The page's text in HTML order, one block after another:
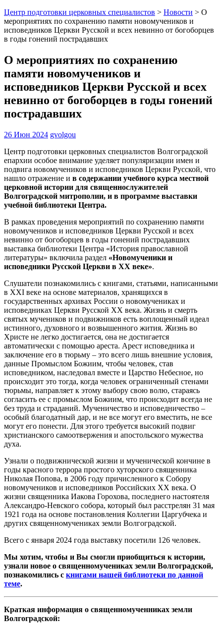
Центр подготовки церковных специалистов > Новости > О
мероприятиях по сохранению памяти новомучеников и
исповедников Церкви Русской и всех невинно от богоборцев
в годы гонений пострадавших
О мероприятиях по сохранению
памяти новомучеников и
исповедников Церкви Русской и всех
невинно от богоборцев в годы гонений
пострадавших
26 Июн 2024 gvolgou
Центр подготовки церковных специалистов Волгоградской
епархии особое внимание уделяет популяризации имен и
подвига новомучеников и исповедников Церкви Русской, что
нашло отражение и в содержании учебного курса местной
церковной истории для священнослужителей
Волгоградской митрополии, и в программе выставки
учебной библиотеки Центра.
В рамках проведения мероприятий по сохранению памяти
новомучеников и исповедников Церкви Русской и всех
невинно от богоборцев в годы гонений пострадавших
выставка библиотеки Центра «История православной
литературы» включила раздел «Новомученики и
исповедники Русской Церкви в ХХ веке».
Слушатели познакомились с книгами, статьями, написанными
в XXI веке на основе материалов, хранящихся в
государственных архивах России о новомучениках и
исповедниках Церкви Русской ХХ века. Жизнь и смерть
святых мучеников и подвижников есть воплощенный идеал
истинного, духовного и возвышенного жития. Жизнь во
Христе не легко достигается, она не достигается
автоматически с помощью ареста. Арест исповедника и
заключение его в тюрьму – это всего лишь внешние условия,
данные Промыслом Божиим, чтобы человек, став
исповедником, наследовал вместе и Царство Небесное, но
происходит это тогда, когда человек ограниченный стенами
тюрьмы, направляет к этому выбору свою волю, стараясь
согласить ее с промыслом Божиим, что происходит всегда не
без труда и страданий. Мученичество и исповедничество –
особый благодатный дар, и не все могут его вместить, не все
могут его понести. Для этого требуется высокий подвиг
христианского самоотвержения и апостольского мужества
духа.
Узнали о подвижнической жизни и мученической кончине в
годы красного террора простого хуторского священника
Николая Попова, в 2006 году причисленного к Собору
новомучеников и исповедников Российских ХХ века. О
жизни священника Иакова Горохова, последнего настоятеля
Александро-Невского собора, который был расстрелян 31 мая
1921 года на основе постановления Коллегии Царгубчека и
других священномучениках земли Волгоградской.
Всего с января 2024 года выставку посетили 126 человек.
Мы хотим, чтобы и Вы смогли приобщиться к истории,
узнали новое о священномучениках земли Волгоградской,
познакомились с книгами нашей библиотеки по данной
теме.
Краткая информация о священномученниках земли
Волгоградской: